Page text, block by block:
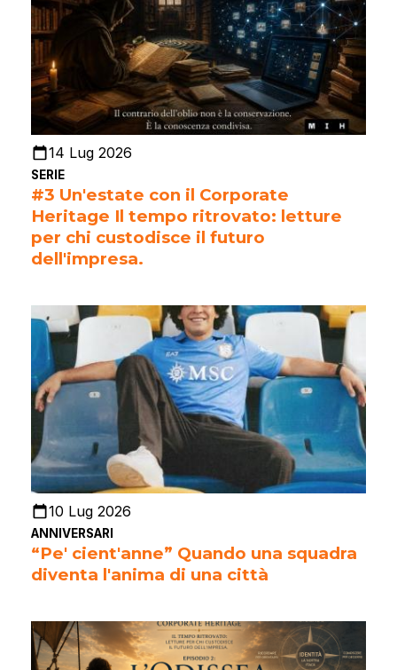
14 Lug 2026
SERIE
#3 Un'estate con il Corporate
Heritage Il tempo ritrovato: letture
per chi custodisce il futuro
dell'impresa.
10 Lug 2026
ANNIVERSARI
“Pe' cient'anne” Quando una squadra
diventa l'anima di una città